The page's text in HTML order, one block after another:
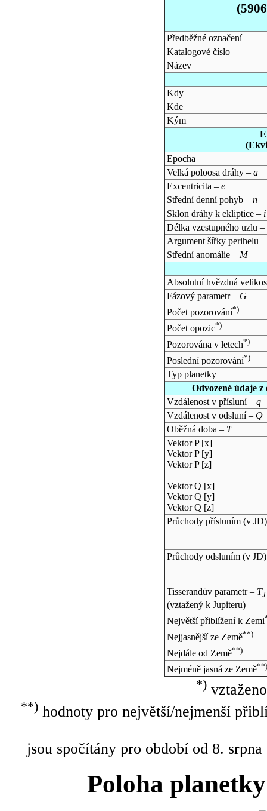
Předběžné označení
Katalogové číslo
Název
Kdy
Kde
Kým
Epocha
Velká poloosa dráhy – a
Excentricita – e
Střední denní pohyb – n
Sklon dráhy k ekliptice – i
Délka vzestupného uzlu –
Argument šířky perihelu
Střední anomálie – M
Absolutní hvězdná
Fázový parametr – G
Počet pozorování*)
Počet opozic*)
Pozorována v letech*)
Poslední pozorování*)
Typ planetky
Odvozené údaje
Vzdálenost v přísluní – q
Vzdálenost v odsluní – Q
Oběžná doba – T
Vektor P [x]
Vektor P [y]
Vektor P [z]
Vektor Q [x]
Vektor Q [y]
Vektor Q [z]
Průchody přísluním (v JD)
Průchody odsluním (v JD)
Tisserandův parametr – TJ
(vztažený k Jupiteru)
Největší přiblížení k Zemi
Nejjasnější ze Země**)
Nejdále od Země**)
Nejméně jasná ze Země**)
*)
**)hodnoty pro největší/nejmenší
jsou spočítány pro období od 8.
Poloha